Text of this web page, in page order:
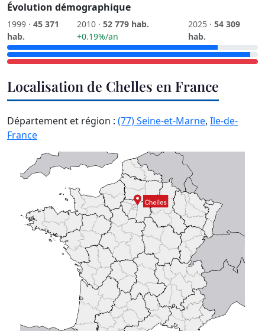
Évolution démographique
1999 · 45 371
hab.
2010 · 52 779 hab.
+0.19%/an
2025 ·54 309
hab.
Localisation de Chelles en France
Département et région : (77) Seine-et-Marne, Ile-de-
France